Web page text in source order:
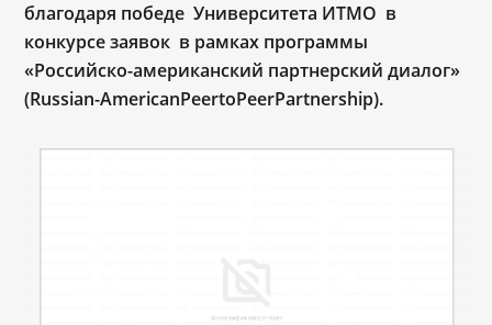
благодаря победе Университета ИТМО в
конкурсе заявок в рамках программы
«Российско-американский партнерский диалог»
(Russian-AmericanPeertoPeerPartnership).